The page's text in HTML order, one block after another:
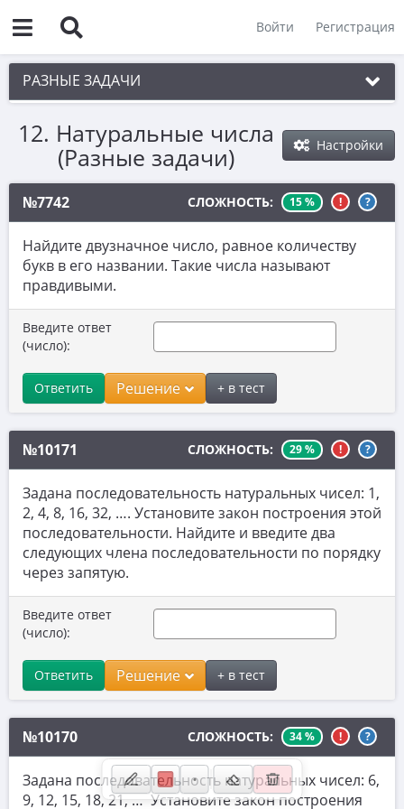
Войти Регистрация
РАЗНЫЕ ЗАДАЧИ
1. Чётность
2. Делимость
3. Игры
5. Текстовые задачи
6. Вычисления
7. Уравнения
9. Стереометрия
11. Устаревшие задачи ЕГЭ и ОГЭ
12. Натуральные числа
13. Теория вероятностей
14. Сканави
15. ВПР
16. Загруженные задачи
Настройки
12. Натуральные числа
(Разные задачи)
№7742 СЛОЖНОСТЬ: 15 % ! ?
Найдите двузначное число, равное количеству
букв в его названии. Такие числа называют
правдивыми.
Введите ответ
(число):
Ответить Решение + в тест
№10171 СЛОЖНОСТЬ: 29 % ! ?
Задана последовательность натуральных чисел: 1,
2, 4, 8, 16, 32, …. Установите закон построения этой
последовательности. Найдите и введите два
следующих члена последовательности по порядку
через запятую.
Введите ответ
(число):
Ответить Решение + в тест
№10170 СЛОЖНОСТЬ: 34 % ! ?
Задана последовательность натуральных чисел: 6,
9, 12, 15, 18, 21, … Установите закон построения